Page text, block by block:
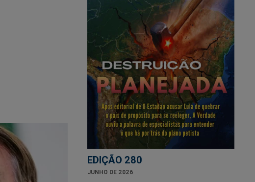
EDIÇÃO 280
JUNHO DE 2026